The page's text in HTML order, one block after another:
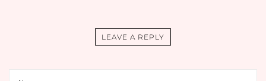
LEAVE A REPLY